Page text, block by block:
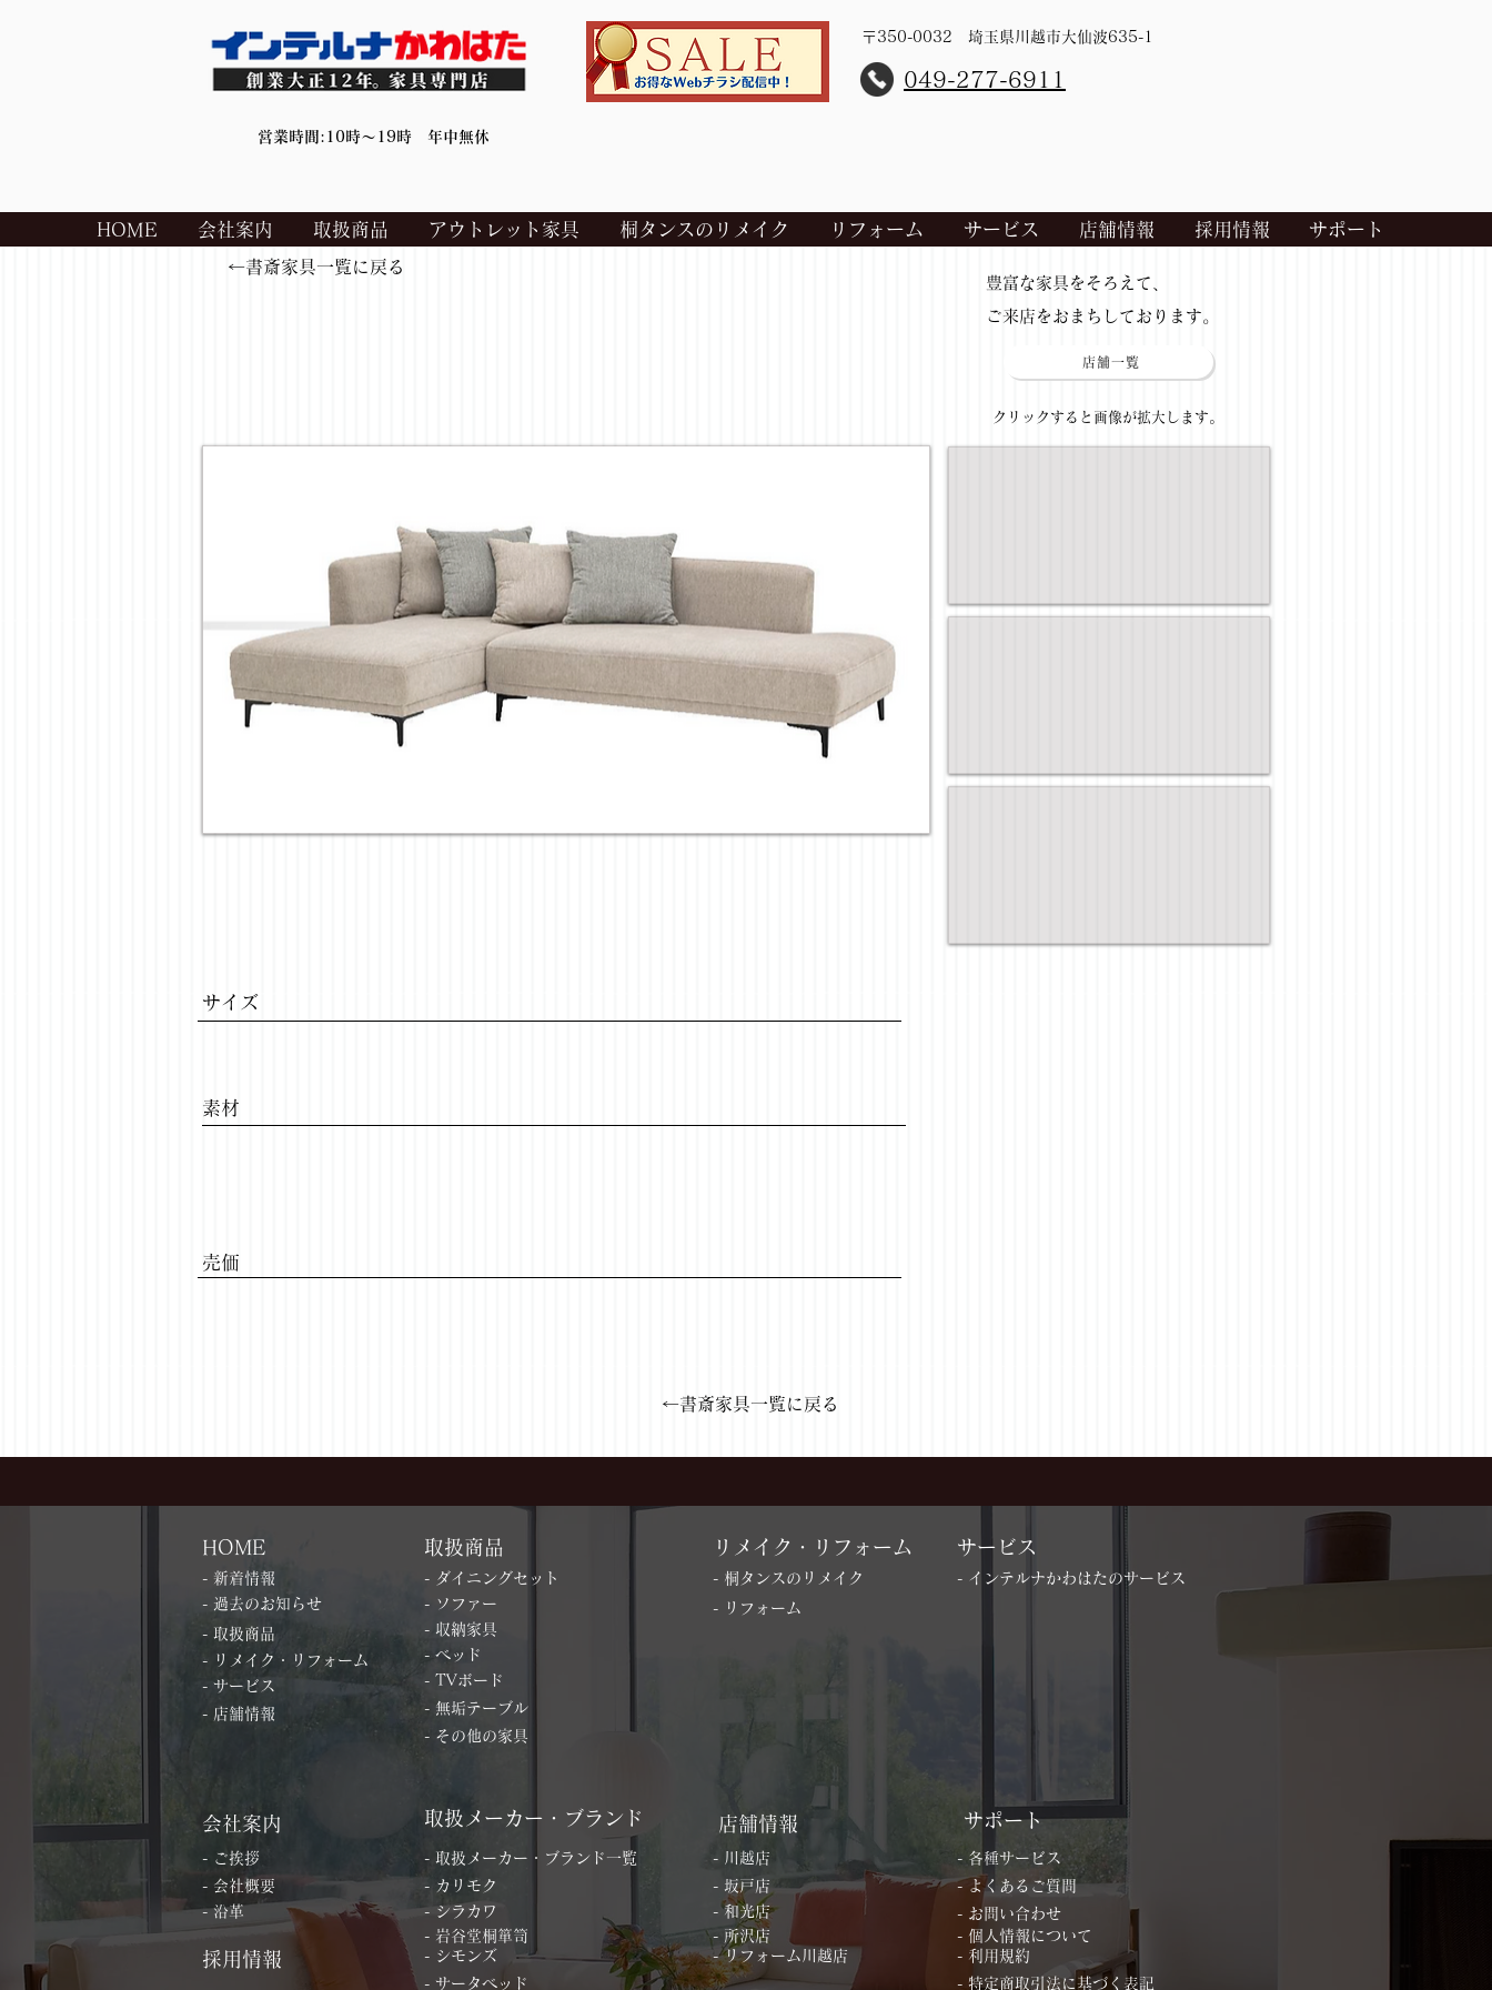
〒350-0032 埼玉県川越市大仙波635-1
​049-277-6911
営業時間:10時～19時 年中無休
HOME 会社案内 取扱商品 アウトレット家具 桐タンスのリメイク リフォーム サービス 店舗情報 採用情報 サポート
←書斎家具一覧に戻る
​豊富な家具をそろえて、
ご来店をおまちしております。
店舗一覧
​クリックすると画像が拡大します。
サイズ
​素材
​売価
←書斎家具一覧に戻る
HOME
- 新着情報
- 過去のお知らせ
- 取扱商品
- リメイク・リフォーム
- サービス
- 店舗情報
取扱商品
- ダイニングセット
- ソファー
- 収納家具
- ベッド
- TVボード
- 無垢テーブル
リメイク・リフォーム
- 桐タンスのリメイク
サービス
- インテルナかわはたのサービス
- リフォーム
- その他の家具
会社案内
- ご挨拶
- 会社概要
- 沿革
採用情報
取扱メーカー・ブランド
- 取扱メーカー・ブランド一覧
- カリモク
- シラカワ
- 岩谷堂桐箪笥
- シモンズ
- サータベッド
店舗情報
- 川越店
- 坂戸店
- 和光店
- 所沢店
- リフォーム川越店
サポート
- 各種サービス
- よくあるご質問
- お問い合わせ
- 個人情報について
- 利用規約
- 特定商取引法に基づく表記